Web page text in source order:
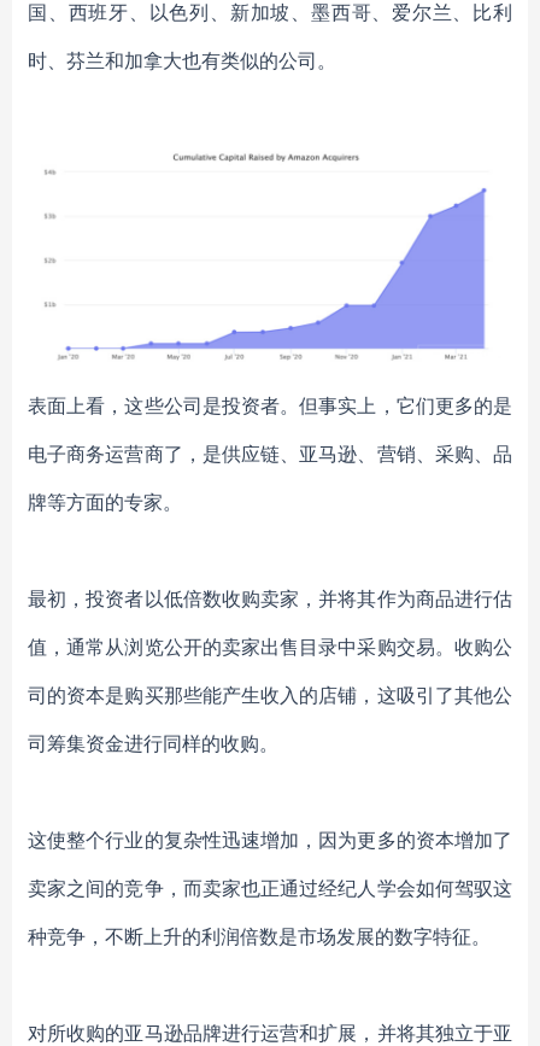
国、西班牙、以色列、新加坡、墨西哥、爱尔兰、比利
时、芬兰和加拿大也有类似的公司。
表面上看，这些公司是投资者。但事实上，它们更多的是
电子商务运营商了，是供应链、亚马逊、营销、采购、品
牌等方面的专家。
最初，投资者以低倍数收购卖家，并将其作为商品进行估
值，通常从浏览公开的卖家出售目录中采购交易。收购公
司的资本是购买那些能产生收入的店铺，这吸引了其他公
司筹集资金进行同样的收购。
这使整个行业的复杂性迅速增加，因为更多的资本增加了
卖家之间的竞争，而卖家也正通过经纪人学会如何驾驭这
种竞争，不断上升的利润倍数是市场发展的数字特征。
对所收购的亚马逊品牌进行运营和扩展，并将其独立于亚